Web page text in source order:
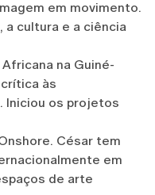
em movimento.
a cultura e a ciência
na Guiné-
às
Iniciou os projetos
César tem
em
de arte